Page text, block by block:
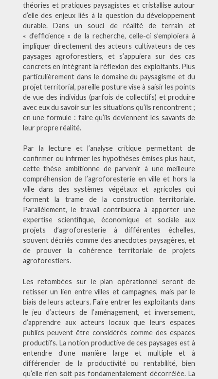
théories et pratiques paysagistes et cristallise autour
d’elle des enjeux liés à la question du développement
durable. Dans un souci de réalité de terrain et
« d’efficience » de la recherche, celle-ci s’emploiera à
impliquer directement des acteurs cultivateurs de ces
paysages agroforestiers, et s’appuiera sur des cas
concrets en intégrant la réflexion des exploitants. Plus
particulièrement dans le domaine du paysagisme et du
projet territorial, pareille posture vise à saisir les points
de vue des individus (parfois de collectifs) et produire
avec eux du savoir sur les situations qu’ils rencontrent ;
en une formule : faire qu’ils deviennent les savants de
leur propre réalité.
Par la lecture et l’analyse critique permettant de
confirmer ou infirmer les hypothèses émises plus haut,
cette thèse ambitionne de parvenir à une meilleure
compréhension de l’agroforesterie en ville et hors la
ville dans des systèmes végétaux et agricoles qui
forment la trame de la construction territoriale.
Parallèlement, le travail contribuera à apporter une
expertise scientifique, économique et sociale aux
projets d’agroforesterie à différentes échelles,
souvent décriés comme des anecdotes paysagères, et
de prouver la cohérence territoriale de projets
agroforestiers.
Les retombées sur le plan opérationnel seront de
retisser un lien entre villes et campagnes, mais par le
biais de leurs acteurs. Faire entrer les exploitants dans
le jeu d’acteurs de l’aménagement, et inversement,
d’apprendre aux acteurs locaux que leurs espaces
publics peuvent être considérés comme des espaces
productifs. La notion productive de ces paysages est à
entendre d’une manière large et multiple et à
différencier de la productivité ou rentabilité, bien
qu’elle n’en soit pas fondamentalement décorrélée. La